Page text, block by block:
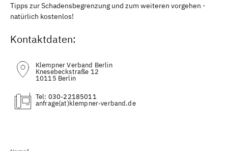
Tipps zur Schadensbegrenzung und zum weiteren vorgehen -
natürlich kostenlos!
Kontaktdaten:
Klempner Verband Berlin
Knesebeckstraße 12
10115 Berlin
Tel: 030-22185011
(at)